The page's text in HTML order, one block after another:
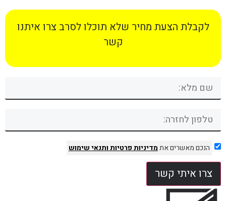
לקבלת הצעת מחיר שלא תוכלו לסרב צרו איתנו
קשר
הנכם מאשרים אתמדיניות פרטיותותנאי שימוש
צרו איתי קשר